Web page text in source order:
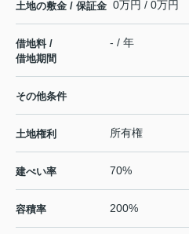
土地の敷金 / 保証金 0万円 / 0万円
借地料 /
借地期間
- / 年
その他条件
土地権利 所有権
建ぺい率 70%
容積率 200%